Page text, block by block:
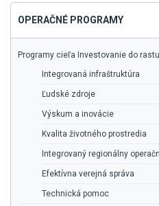
OPERAČNÉ PROGRAMY
Programy cieľa Investovanie do
Integrovaná infraštruktúra
Ľudské zdroje
Výskum a inovácie
Kvalita životného prostredia
Integrovaný regionálny
Efektívna verejná správa
Technická pomoc